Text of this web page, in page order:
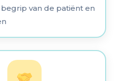
van de patiënt en